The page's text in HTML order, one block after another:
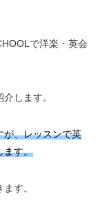
で洋楽・英会
します。
が、レッスンで英
ます。
す。